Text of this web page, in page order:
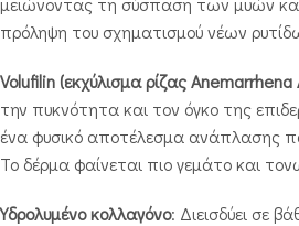
πρόληψη του σχηματισμού νέων
Volufilin (εκχύλισμα ρίζας
την πυκνότητα και τον όγκο της
ένα φυσικό αποτέλεσμα ανάπλασης
Το δέρμα φαίνεται πιο γεμάτο και
Υδρολυμένο κολλαγόνο: Διεισδύει σε